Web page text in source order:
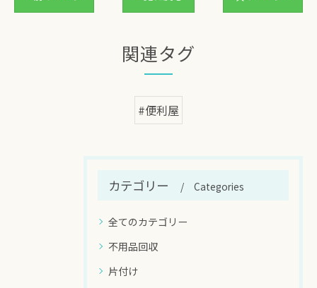
関連タグ
#便利屋
カテゴリー Categories
全てのカテゴリー
不用品回収
片付け